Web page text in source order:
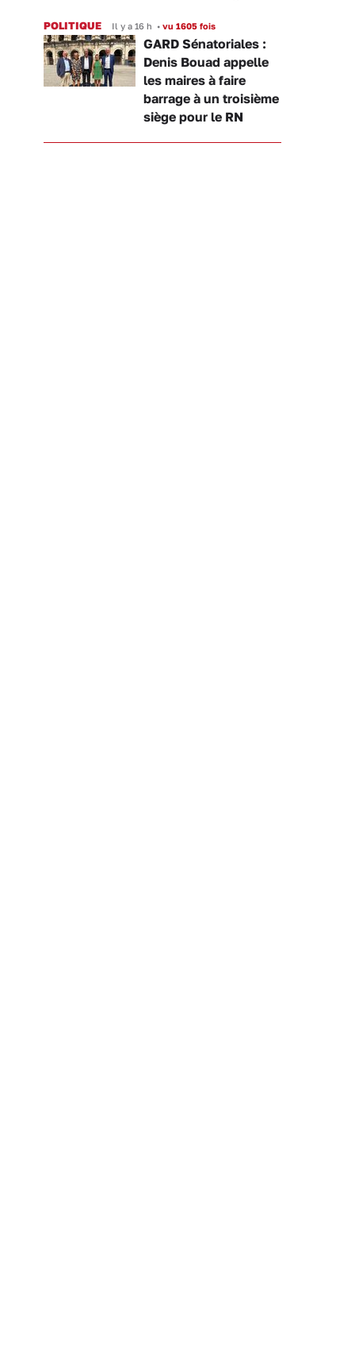
POLITIQUE Il y a 16 h • vu 1605 fois
GARD Sénatoriales :
Denis Bouad appelle
les maires à faire
barrage à un troisième
siège pour le RN